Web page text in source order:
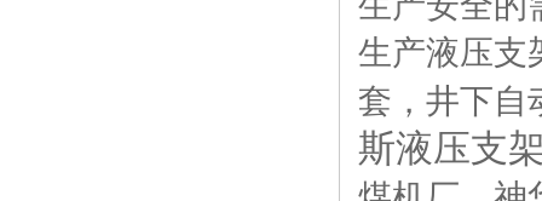
生产液压支
套，井下自
斯液压支